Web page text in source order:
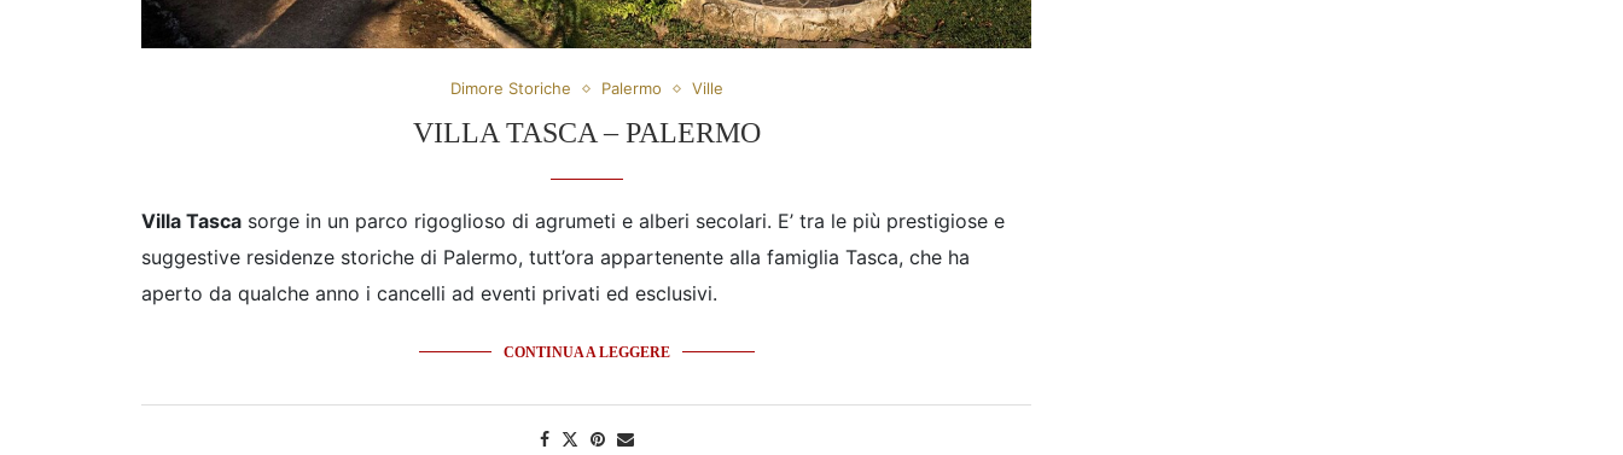
Dimore Storiche Palermo Ville
VILLA TASCA – PALERMO
Villa Tasca sorge in un parco rigoglioso di agrumeti e alberi secolari. E’ tra le più prestigiose e
suggestive residenze storiche di Palermo, tutt’ora appartenente alla famiglia Tasca, che ha
aperto da qualche anno i cancelli ad eventi privati ed esclusivi.
CONTINUA A LEGGERE